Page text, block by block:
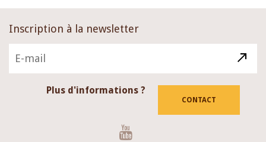
Inscription à la newsletter
Plus d'informations ?
CONTACT